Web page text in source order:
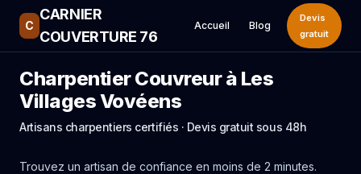
C
CARNIER
COUVERTURE 76
Accueil Blog
Devis
gratuit
Charpentier Couvreur à Les
Villages Vovéens
Artisans charpentiers certifiés · Devis gratuit sous 48h
Trouvez un artisan de confiance en moins de 2 minutes.